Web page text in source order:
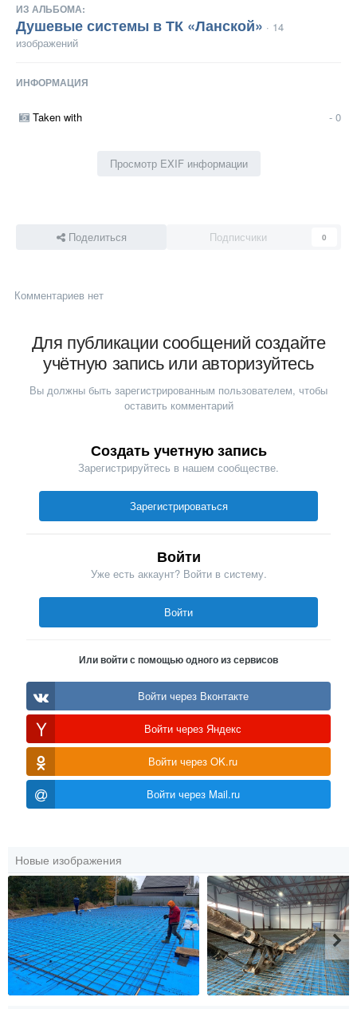
ИЗ АЛЬБОМА:
Душевые системы в ТК «Ланской» · 14
изображений
ИНФОРМАЦИЯ
Taken with - 0
Просмотр EXIF информации
Поделиться Подписчики 0
Комментариев нет
Для публикации сообщений создайте
учётную запись или авторизуйтесь
Вы должны быть зарегистрированным пользователем, чтобы
оставить комментарий
Создать учетную запись
Зарегистрируйтесь в нашем сообществе.
Зарегистрироваться
Войти
Уже есть аккаунт? Войти в систему.
Войти
Или войти с помощью одного из сервисов
Войти через Вконтакте
Войти через Яндекс
Войти через OK.ru
Войти через Mail.ru
Новые изображения